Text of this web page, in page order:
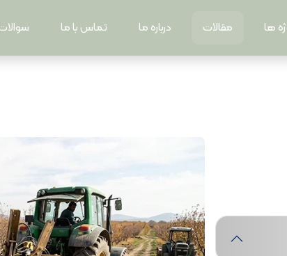
ها مقالات درباره ما تماس با ما